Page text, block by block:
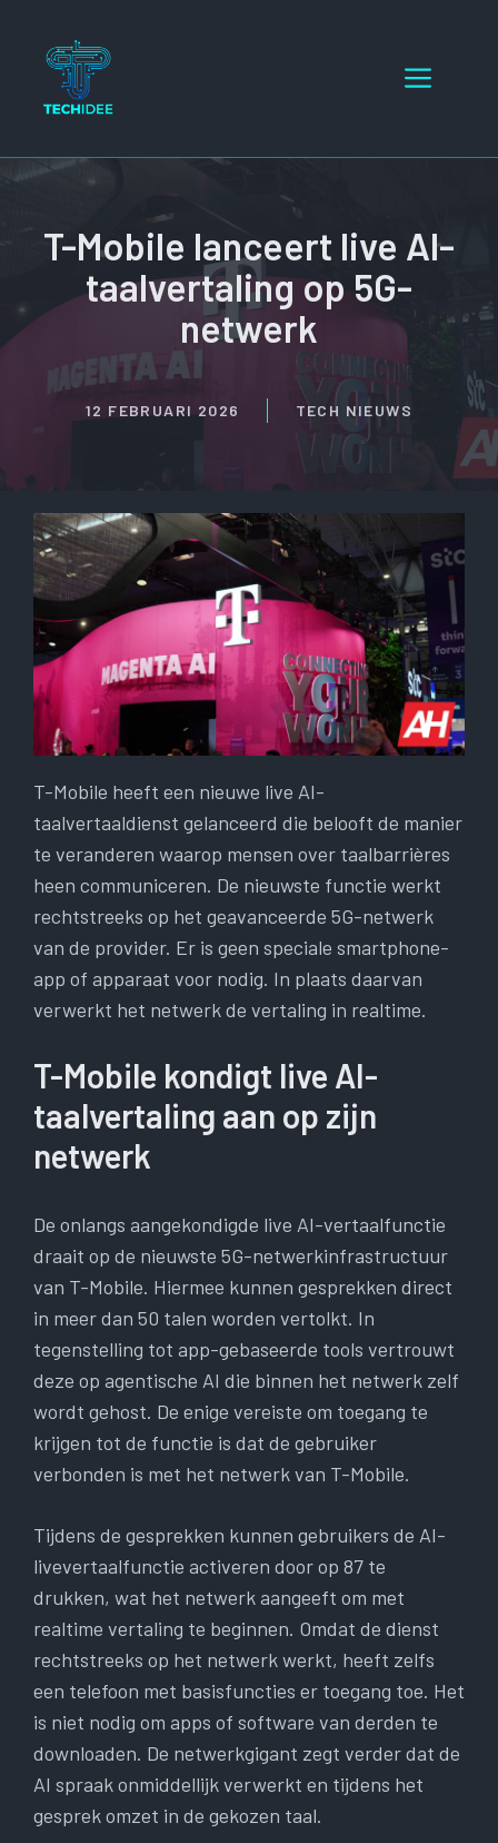
inhoud
Menu
T-Mobile lanceert live AI-
taalvertaling op 5G-
netwerk
12 FEBRUARI 2026 TECH NIEUWS
T-Mobile heeft een nieuwe live AI-
taalvertaaldienst gelanceerd die belooft de manier
te veranderen waarop mensen over taalbarrières
heen communiceren. De nieuwste functie werkt
rechtstreeks op het geavanceerde 5G-netwerk
van de provider. Er is geen speciale smartphone-
app of apparaat voor nodig. In plaats daarvan
verwerkt het netwerk de vertaling in realtime.
T-Mobile kondigt live AI-
taalvertaling aan op zijn
netwerk
De onlangs aangekondigde live AI-vertaalfunctie
draait op de nieuwste 5G-netwerkinfrastructuur
van T-Mobile. Hiermee kunnen gesprekken direct
in meer dan 50 talen worden vertolkt. In
tegenstelling tot app-gebaseerde tools vertrouwt
deze op agentische AI ​​die binnen het netwerk zelf
wordt gehost. De enige vereiste om toegang te
krijgen tot de functie is dat de gebruiker
verbonden is met het netwerk van T-Mobile.
Tijdens de gesprekken kunnen gebruikers de AI-
livevertaalfunctie activeren door op 87 te
drukken, wat het netwerk aangeeft om met
realtime vertaling te beginnen. Omdat de dienst
rechtstreeks op het netwerk werkt, heeft zelfs
een telefoon met basisfuncties er toegang toe. Het
is niet nodig om apps of software van derden te
downloaden. De netwerkgigant zegt verder dat de
AI spraak onmiddellijk verwerkt en tijdens het
gesprek omzet in de gekozen taal.